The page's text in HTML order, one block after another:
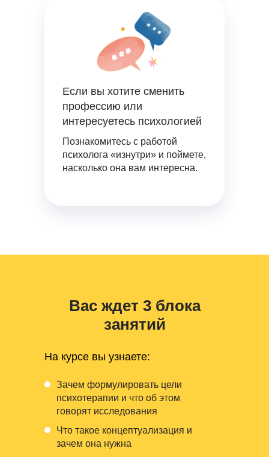
Если вы хотите сменить
профессию или
интересуетесь психологией
Познакомитесь с работой
психолога «изнутри» и поймете,
насколько она вам интересна.
Вас ждет 3 блока
занятий
На курсе вы узнаете:
Зачем формулировать цели
психотерапии и что об этом
говорят исследования
Что такое концептуализация и
зачем она нужна